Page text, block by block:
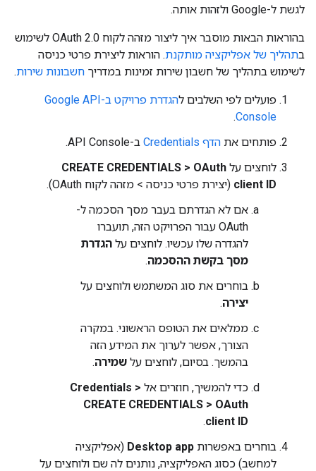
לגשת ל-Google ולזהות אותה.
בהוראות הבאות מוסבר איך ליצור מזהה לקוח OAuth 2.0 לשימוש
בתהליך של אפליקציה מותקנת. הוראות ליצירת פרטי כניסה
לשימוש בתהליך של חשבון שירות זמינות במדריך חשבונות שירות.
פועלים לפי השלבים ל
הגדרת פרויקט ב-Google API
Console
.
פותחים את הדף Credentials
ב-API Console.
לוחצים על CREATE CREDENTIALS > OAuth
client ID (יצירת פרטי כניסה > מזהה לקוח OAuth).
אם לא הגדרתם בעבר מסך הסכמה ל-
OAuth עבור הפרויקט הזה, תועברו
להגדרה שלו עכשיו. לוחצים על הגדרת
מסך בקשת ההסכמה.
בוחרים את סוג המשתמש ולוחצים על
יצירה.
ממלאים את הטופס הראשוני. במקרה
הצורך, אפשר לערוך את המידע הזה
בהמשך. בסיום, לוחצים על שמירה.
כדי להמשיך, חוזרים אל Credentials >
CREATE CREDENTIALS > OAuth
client ID
.
בוחרים באפשרות Desktop app (אפליקציה
למחשב) כסוג האפליקציה, נותנים לה שם ולוחצים על